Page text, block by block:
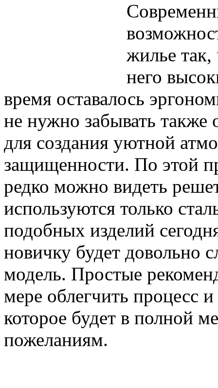
жилье так,
него
время оставалось
не нужно забывать также
для создания уютной
защищенности. По этой
редко можно видеть
используются только
подобных изделий
новичку будет довольно
модель. Простые
мере облегчить процесс
которое будет в полной
пожеланиям.